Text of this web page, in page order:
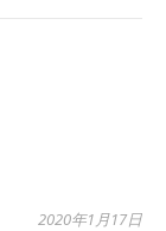
2020年1月17日